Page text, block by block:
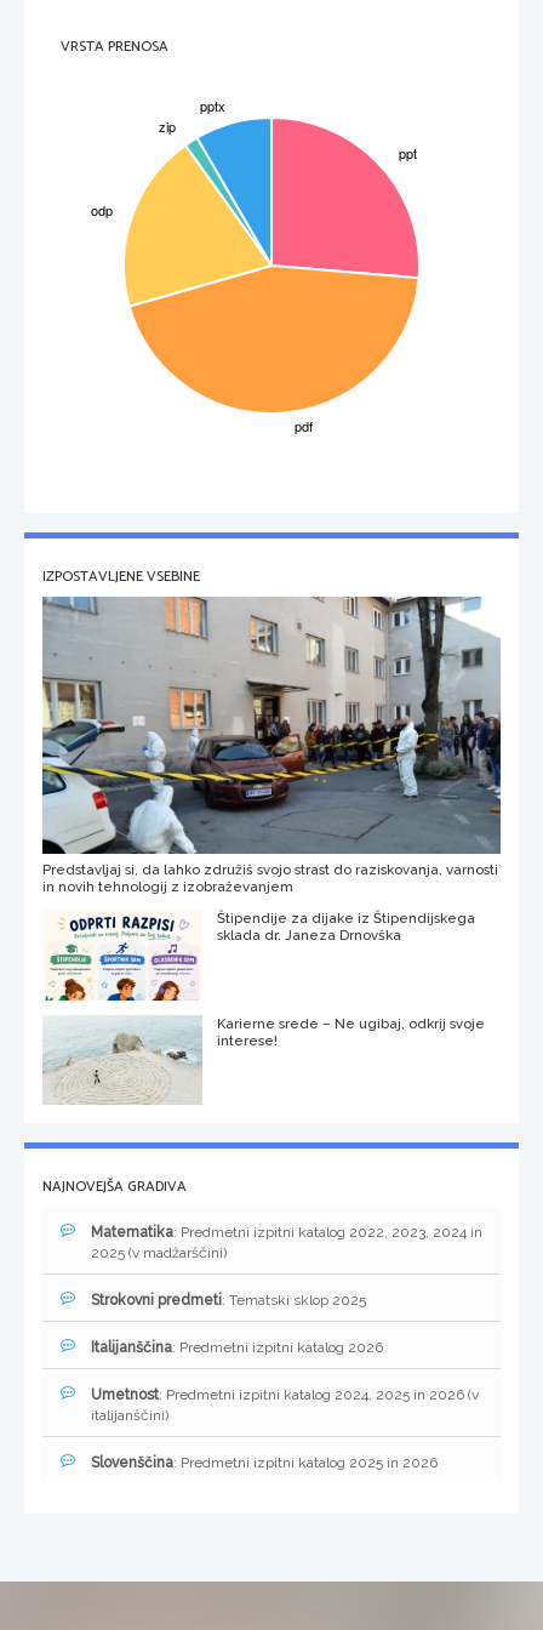
VRSTA PRENOSA
IZPOSTAVLJENE VSEBINE
Predstavljaj si, da lahko združiš svojo strast do raziskovanja, varnosti
in novih tehnologij z izobraževanjem
Štipendije za dijake iz Štipendijskega
sklada dr. Janeza Drnovška
Karierne srede – Ne ugibaj, odkrij svoje
interese!
NAJNOVEJŠA GRADIVA
Matematika: Predmetni izpitni katalog 2022, 2023, 2024 in
2025 (v madžarščini)
Strokovni predmeti: Tematski sklop 2025
Italijanščina: Predmetni izpitni katalog 2026
Umetnost: Predmetni izpitni katalog 2024, 2025 in 2026 (v
italijanščini)
Slovenščina: Predmetni izpitni katalog 2025 in 2026